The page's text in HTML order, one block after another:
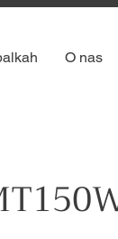
O nas